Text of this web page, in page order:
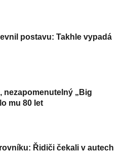
postavu: Takhle vypadá
nezapomenutelný „Big
mu 80 let
Řidiči čekali v autech